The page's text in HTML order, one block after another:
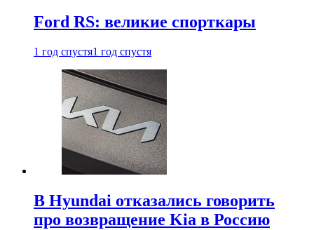
Ford RS: великие спорткары
1 год спустя1 год спустя
В Hyundai отказались говорить
про возвращение Kia в Россию